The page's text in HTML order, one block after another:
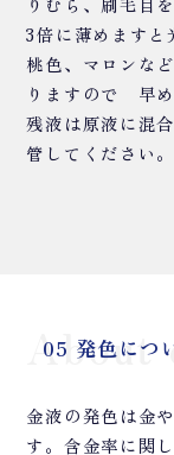
3倍に薄めますと
桃色、マロンな
りますので 早め
残液は原液に混
管してください。
05 発色につ
About
金液の発色は金
す。含金率に関